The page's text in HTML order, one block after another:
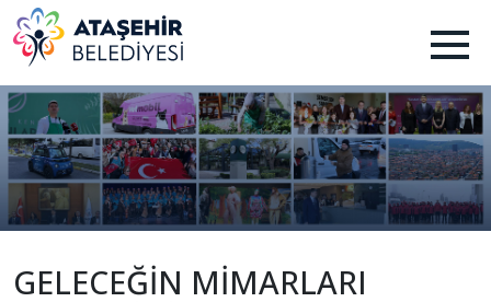
GELECEĞİN MİMARLARI